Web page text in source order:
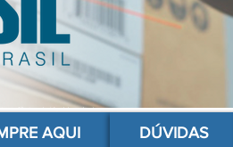
ean 13 universal, código de barras barato
AQUI DÚVIDAS